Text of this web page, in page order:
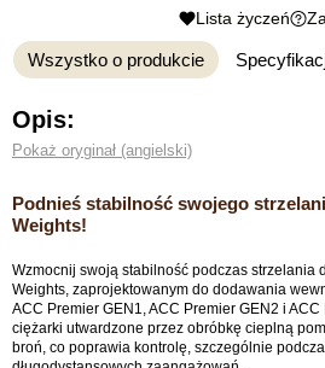
Lista życzeń
Wszystko o produkcie
Opis:
Pokaż oryginał (angielski)
Podnieś stabilność swojego
Weights!
Wzmocnij swoją stabilność podczas strzelania
Weights, zaprojektowanym do dodawania
ACC Premier GEN1, ACC Premier GEN2 i
ciężarki utwardzone przez obróbkę cieplną
broń, co poprawia kontrolę, szczególnie